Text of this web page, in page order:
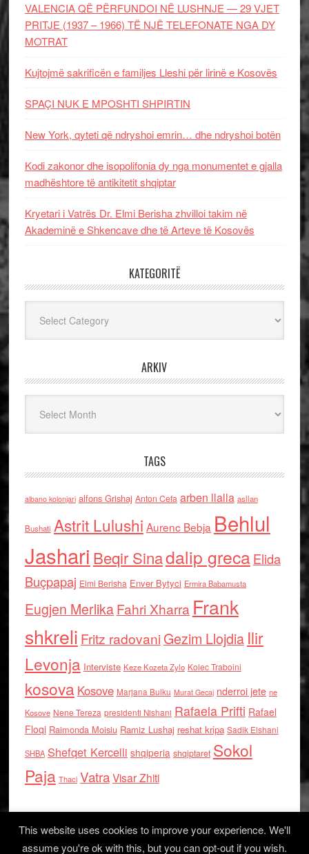
VALENCIA QË PËRFUNDOI NË LUSHNJE — 29 VJET
PRITJE (1937 – 1966) TË NJË TELEFONATE NGA DY
MOTRAT
Kujtojmë sakrificën e familjes Lleshi për lirinë e Kosovës
SPAÇI NUK E MPOSHTI SHPIRTIN
New York, qyteti që ndryshoi emrin… dhe ndryshoi botën
Kodi zakonor dhe isopolifonia dy nga monumentet e gjalla
madhështore të antikitetit shqiptar
Kryetari i Vatrës Dr. Elmi Berisha zhvilloi takim në
Akademinë e Shkencave dhe të Arteve të Kosovës
KATEGORITË
ARKIV
TAGS
albano kolonjari alfons Grishaj Anton Cefa arben llalla asllan
Bushati Astrit Lulushi Aurenc Bebja Behlul
Jashari Beqir Sinadalip grecaElida
Buçpapaj Elmi Berisha Enver Bytyci Ermira Babamusta
Eugjen MerlikaFahri Xharra Frank
shkreli Fritz radovaniGezim Llojdia Ilir
Levonja Interviste Keze Kozeta Zylo Kolec Traboini
kosova Kosove Marjana Bulku Murat Gecaj nderroi jete ne
Kosove Nene Tereza presidenti Nishani Rafaela Prifti Rafael
Floqi Raimonda Moisiu Ramiz Lushaj reshat kripa Sadik Elshani
SHBA Shefqet Kercelli shqiperia shqiptaret Sokol
Paja Thaci VatraVisar Zhiti
This website uses cookies to improve your experience. We'll
assume you're ok with this, but you can opt-out if you wish.